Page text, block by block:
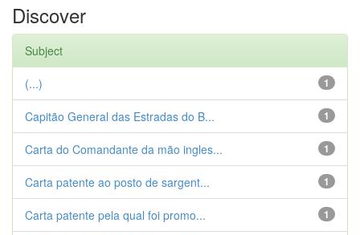
Discover
Subject
1
(...)
1
Capitão General das Estradas do B...
1
Carta do Comandante da mão ingles...
1
Carta patente ao posto de sargent...
1
Carta patente pela qual foi promo...